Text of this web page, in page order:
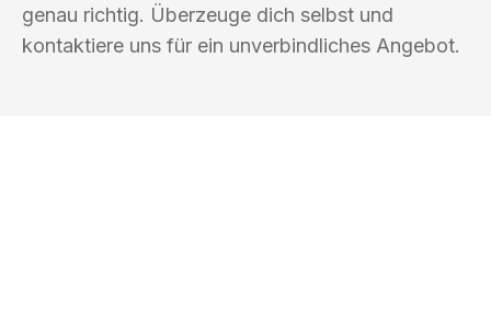
genau richtig. Überzeuge dich selbst und
kontaktiere uns für ein unverbindliches Angebot.